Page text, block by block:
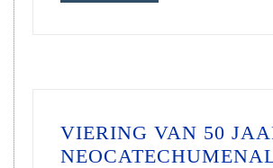
VIERING VAN 50